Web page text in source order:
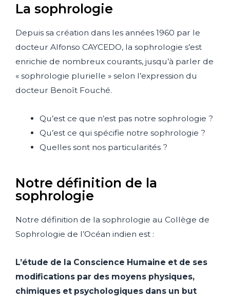
La sophrologie
Depuis sa création dans les années 1960 par le
docteur Alfonso CAYCEDO, la sophrologie s’est
enrichie de nombreux courants, jusqu’à parler de
« sophrologie plurielle » selon l’expression du
docteur Benoît Fouché.
Qu’est ce que n’est pas notre sophrologie ?
Qu’est ce qui spécifie notre sophrologie ?
Quelles sont nos particularités ?
Notre définition de la
sophrologie
Notre définition de la sophrologie au Collège de
Sophrologie de l’Océan indien est :
L’étude de la Conscience Humaine et de ses
modifications par des moyens physiques,
chimiques et psychologiques dans un but